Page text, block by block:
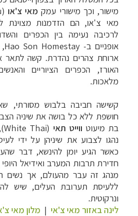
מישור, וכך מישורי עמק מאי צ'או (
מאי צ'או, הם הזדמנות מצוינת
לרכיבה נעימה בין הכפרים
אופניים ב- Hao Son Homestay
,
ארוחת צהרים נהדרת. קשה לתאר
האורז, הכפרים הציוריים
מלאכות.
קשישה חביבה בלבוש מסורתי,
חושפת ללא כל בושה את שיניה
בת מיעוט ווייט תאי (
White Thai
נהגו לצבוע את שיניהן על ידי
כאשר הגיע יומן להינשא, דבר
חדירת תרבות המערב ואידיאל
מנהג זה עבר מהעולם, אך נשים
ללעיסת תערובת העלים, שיש
ונרקוטית.
לינה באזור מאי צ'אי | מלון מאי